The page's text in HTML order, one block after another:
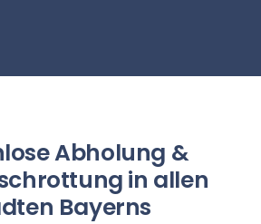
Abholung &
in allen
Bayerns